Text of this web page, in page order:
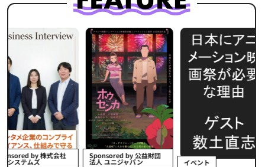
社 Sponsored by 公益財団
法人 ユニジャパン イベント